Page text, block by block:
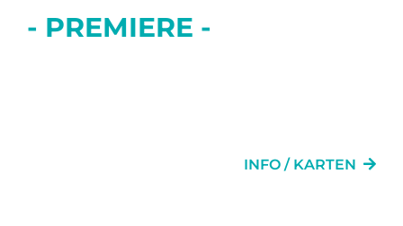
- PREMIERE -
INFO / KARTEN